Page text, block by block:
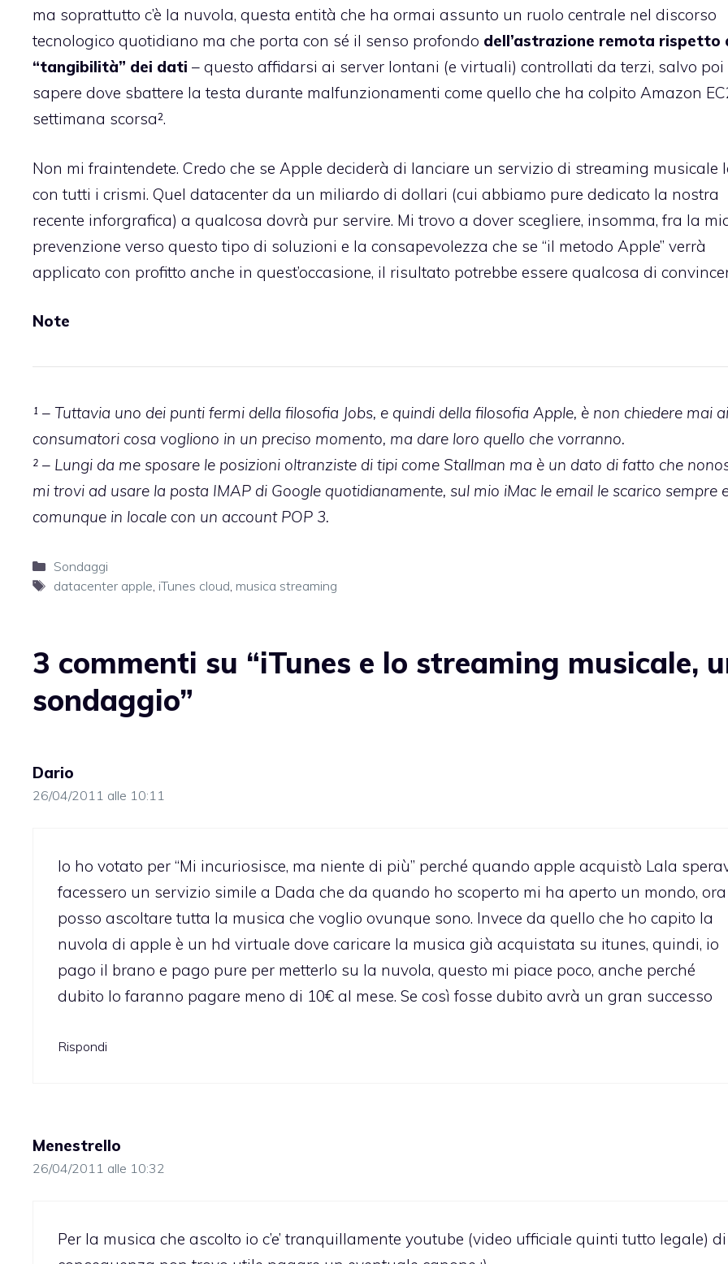
ma soprattutto c’è la nuvola, questa entità che ha ormai assunto un ruolo centrale nel discorso
tecnologico quotidiano ma che porta con sé il senso profondo dell’astrazione remota rispetto
“tangibilità” dei dati – questo affidarsi ai server lontani (e virtuali) controllati da terzi, salvo poi
sapere dove sbattere la testa durante malfunzionamenti come quello che ha colpito Amazon
settimana scorsa².
Non mi fraintendete. Credo che se Apple deciderà di lanciare un servizio di streaming musicale
con tutti i crismi. Quel datacenter da un miliardo di dollari (cui abbiamo pure dedicato la nostra
recente inforgrafica) a qualcosa dovrà pur servire. Mi trovo a dover scegliere, insomma, fra la
prevenzione verso questo tipo di soluzioni e la consapevolezza che se “il metodo Apple” verrà
applicato con profitto anche in quest’occasione, il risultato potrebbe essere qualcosa di
Note
¹ – Tuttavia uno dei punti fermi della filosofia Jobs, e quindi della filosofia Apple, è non chiedere mai ai
consumatori cosa vogliono in un preciso momento, ma dare loro quello che vorranno.
² – Lungi da me sposare le posizioni oltranziste di tipi come Stallman ma è un dato di fatto che
mi trovi ad usare la posta IMAP di Google quotidianamente, sul mio iMac le email le scarico sempre
comunque in locale con un account POP 3.
Categorie
Sondaggi
Tag
datacenter apple iTunes cloud musica streaming
3 commenti su “iTunes e lo streaming musicale,
sondaggio”
Dario
26/04/2011 alle 10:11
Io ho votato per “Mi incuriosisce, ma niente di più” perché quando apple acquistò Lala
facessero un servizio simile a Dada che da quando ho scoperto mi ha aperto un mondo, ora
posso ascoltare tutta la musica che voglio ovunque sono. Invece da quello che ho capito la
nuvola di apple è un hd virtuale dove caricare la musica già acquistata su itunes, quindi, io
pago il brano e pago pure per metterlo su la nuvola, questo mi piace poco, anche perché
dubito lo faranno pagare meno di 10€ al mese. Se così fosse dubito avrà un gran successo
Rispondi
Menestrello
26/04/2011 alle 10:32
Per la musica che ascolto io c’e’ tranquillamente youtube (video ufficiale quinti tutto legale) di